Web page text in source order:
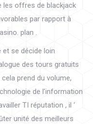
les offres de blackjack
par rapport à
plan .
se décide loin
des tours gratuits
prend du volume,
de l’information
TI réputation , il ‘
unité des meilleurs